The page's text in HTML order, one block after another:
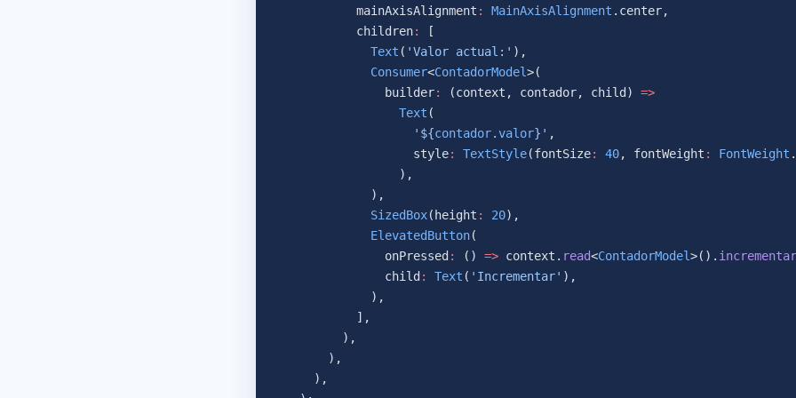
            mainAxisAlignment
: MainAxisAlignment .center,
            children
:
[
              Text
( 'Valor actual:' ),
              Consumer
<ContadorModel>(
                builder
: (context, contador, child) =>
                  Text
(
                    '
${contador.valor} ' ,
                    style
: TextStyle(fontSize: 40, fontWeight : FontWeight
                  ),
              ),
              SizedBox
(height : 20),
              ElevatedButton
(
                onPressed
: () => context. read<ContadorModel>(). incrementar
                child
: Text ( 'Incrementar' ),
              ),
            ],
          ),
        ),
      ),